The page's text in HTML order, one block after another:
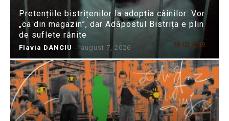
Pretențiile bistrițenilor la adopția câinilor: Vor
„ca din magazin”, dar Adăpostul Bistrița e plin
de suflete rănite
Flavia DANCIU - august 7, 2026